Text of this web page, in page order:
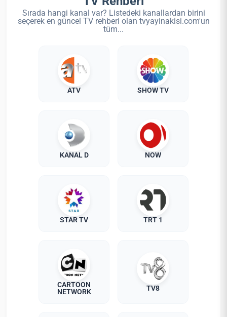
Sırada hangi kanal var? Listedeki kanallardan birini
seçerek en güncel TV rehberi olan tvyayinakisi.com'un
tüm...
ATV SHOW TV
KANAL D NOW
STAR TV TRT 1
CARTOON
NETWORK
TV8